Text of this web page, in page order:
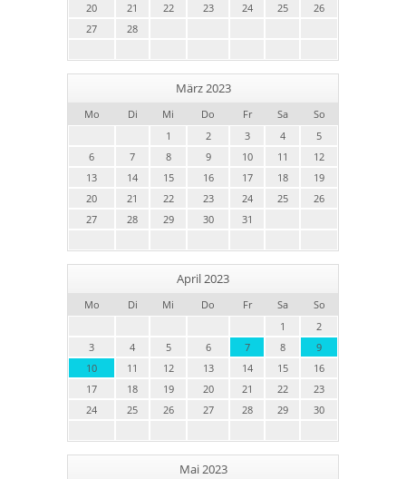
20
21 22 23 24 25
26
27
28
März 2023
Mo Di Mi Do Fr Sa
So
1
2 3 4
5
6
7 8 9 10 11
12
13
14 15 16 17 18
19
20
21 22 23 24 25
26
27
28 29 30 31
April 2023
Mo Di Mi Do Fr Sa
So
1
2
3
4 5 6 7 8
9
10
11 12 13 14 15
16
17
18 19 20 21 22
23
24
25 26 27 28 29 30
Mai 2023